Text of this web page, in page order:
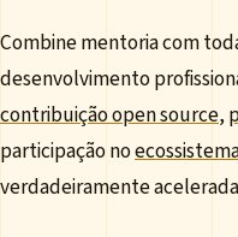
Combine mentoria com
desenvolvimento
contribuição open source,
participação no
verdadeiramente